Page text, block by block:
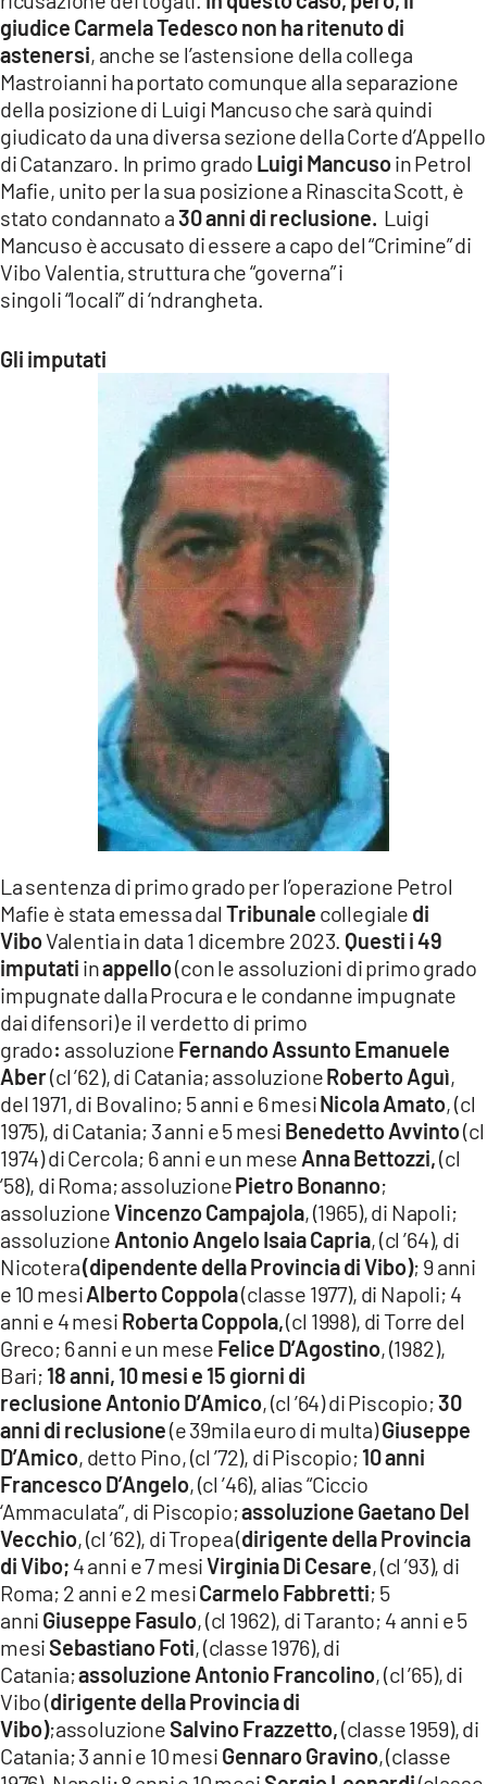
giudice Carmela Tedesco non ha ritenuto di
astenersi, anche se l’astensione della collega
Mastroianni ha portato comunque alla separazione
della posizione di Luigi Mancuso che sarà quindi
giudicato da una diversa sezione della Corte d’Appello
di Catanzaro. In primo grado Luigi Mancusoin Petrol
Mafie, unito per la sua posizione a Rinascita Scott, è
stato condannato a30 anni di reclusione. Luigi
Mancuso è accusato di essere a capo del “Crimine” di
Vibo Valentia, struttura che “governa” i
singoli “locali” di ‘ndrangheta.
Gli imputati
La sentenza di primo grado per l’operazione Petrol
Mafie è stata emessa dal Tribunale collegiale di
ViboValentia in data 1 dicembre 2023. Questi i 49
imputati inappello(con le assoluzioni di primo grado
impugnate dalla Procura e le condanne impugnate
dai difensori) e il verdetto di primo
grado: assoluzione Fernando Assunto Emanuele
Aber(cl ’62), di Catania; assoluzioneRoberto Aguì,
del 1971, di Bovalino; 5 anni e 6 mesiNicola Amato, (cl
1975), di Catania; 3 anni e 5 mesi Benedetto Avvinto(cl
1974) di Cercola; 6 anni e un mese Anna Bettozzi,(cl
’58), di Roma; assoluzionePietro Bonanno;
assoluzioneVincenzo Campajola, (1965), di Napoli;
assoluzione Antonio Angelo Isaia Capria, (cl ’64), di
Nicotera(dipendente della Provincia di Vibo); 9 anni
e 10 mesiAlberto Coppola(classe 1977), di Napoli; 4
anni e 4 mesi Roberta Coppola,(cl 1998), di Torre del
Greco; 6 anni e un mese Felice D’Agostino, (1982),
Bari; 18 anni, 10 mesi e 15 giorni di
reclusione Antonio D’Amico, (cl ’64) di Piscopio;30
anni di reclusione(e 39mila euro di multa)Giuseppe
D’Amico, detto Pino, (cl ’72), di Piscopio; 10 anni
Francesco D’Angelo, (cl ’46), alias “Ciccio
‘Ammaculata”, di Piscopio;assoluzione Gaetano Del
Vecchio, (cl ’62), di Tropea (dirigente della Provincia
di Vibo; 4 anni e 7 mesiVirginia Di Cesare, (cl ’93), di
Roma; 2 anni e 2 mesiCarmelo Fabbretti; 5
anni Giuseppe Fasulo, (cl 1962), di Taranto; 4 anni e 5
mesiSebastiano Foti, (classe 1976), di
Catania;assoluzione Antonio Francolino, (cl ’65), di
Vibo (dirigente della Provincia di
Vibo);assoluzioneSalvino Frazzetto,(classe 1959), di
Catania; 3 anni e 10 mesi Gennaro Gravino, (classe